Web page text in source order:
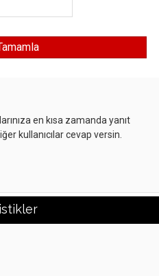
en kısa zamanda yanıt
kullanıcılar cevap versin.